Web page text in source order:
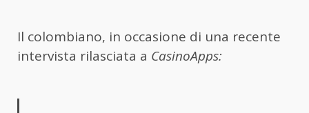
Il colombiano, in occasione di una recente
intervista rilasciata a CasinoApps: